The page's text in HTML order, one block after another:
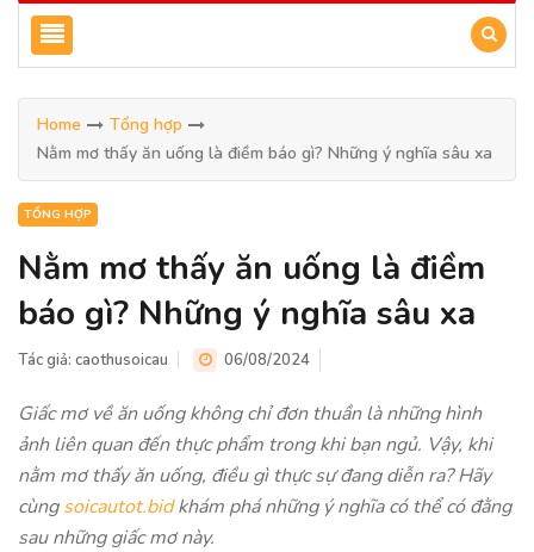
Home
Tổng hợp
Nằm mơ thấy ăn uống là điềm báo gì? Những ý nghĩa sâu xa
TỔNG HỢP
Nằm mơ thấy ăn uống là điềm
báo gì? Những ý nghĩa sâu xa
Tác giả: caothusoicau 06/08/2024
Giấc mơ về ăn uống không chỉ đơn thuần là những hình
ảnh liên quan đến thực phẩm trong khi bạn ngủ. Vậy, khi
nằm mơ thấy ăn uống, điều gì thực sự đang diễn ra? Hãy
cùngsoicautot.bidkhám phá những ý nghĩa có thể có đằng
sau những giấc mơ này.